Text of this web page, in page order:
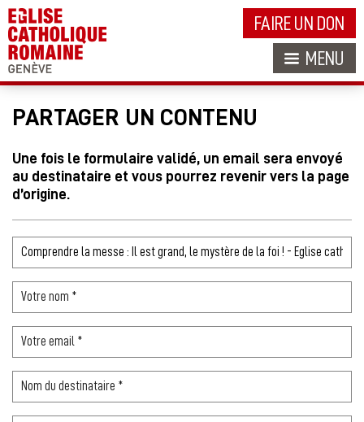
FAIRE UN DON
MENU
PARTAGER UN CONTENU
Une fois le formulaire validé, un email sera envoyé
au destinataire et vous pourrez revenir vers la page
d’origine.